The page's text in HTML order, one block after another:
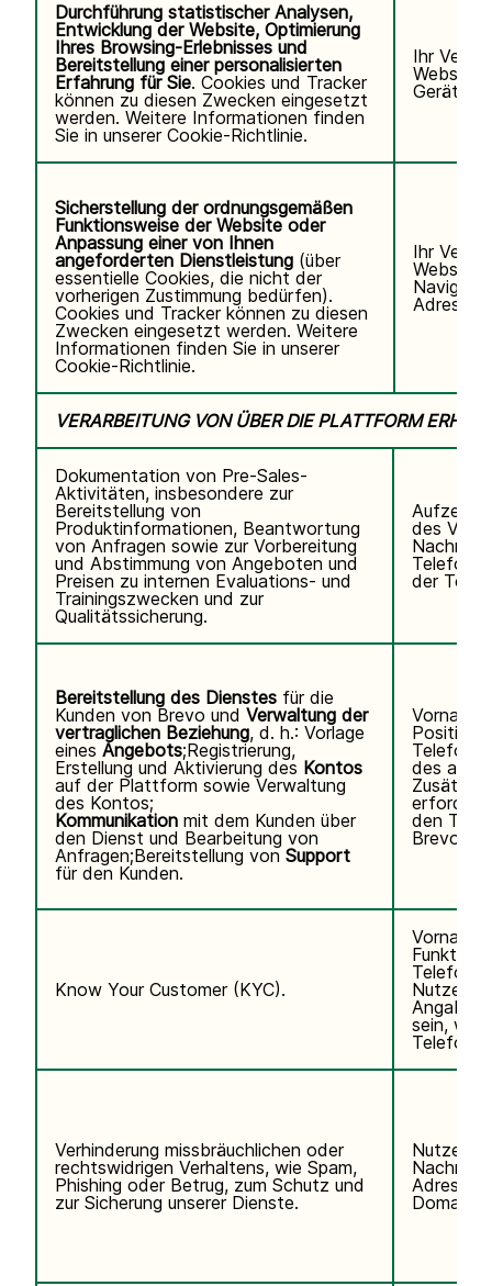
Durchführung statistischer Analysen,
Entwicklung der Website, Optimierung
Ihres Browsing-Erlebnisses und
Bereitstellung einer personalisierten
Erfahrung für Sie. Cookies und Tracker
können zu diesen Zwecken eingesetzt
werden. Weitere Informationen finden
Sie in unserer Cookie-Richtlinie.
Ihr
Website,
Gerät/
Sicherstellung der ordnungsgemäßen
Funktionsweise der Website oder
Anpassung einer von Ihnen
angeforderten Dienstleistung (über
essentielle Cookies, die nicht der
vorherigen Zustimmung bedürfen).
Cookies und Tracker können zu diesen
Zwecken eingesetzt werden. Weitere
Informationen finden Sie in unserer
Cookie-Richtlinie.
Ihr
Website
Adresse,
VERARBEITUNG VON ÜBER DIE PLATTFORM
Dokumentation von Pre-Sales-
Aktivitäten, insbesondere zur
Bereitstellung von
Produktinformationen, Beantwortung
von Anfragen sowie zur Vorbereitung
und Abstimmung von Angeboten und
Preisen zu internen Evaluations- und
Trainingszwecken und zur
Qualitätssicherung.
des
der
Bereitstellung des Dienstes für die
Kunden von Brevo und Verwaltung der
vertraglichen Beziehung, d. h.: Vorlage
eines Angebots;Registrierung,
Erstellung und Aktivierung des Kontos
auf der Plattform sowie Verwaltung
des Kontos;
Kommunikation mit dem Kunden über
den Dienst und Bearbeitung von
Anfragen;Bereitstellung von Support
für den Kunden.
Position,
des
den
Brevo
Know Your Customer (KYC).
Angaben
sein,
Verhinderung missbräuchlichen oder
rechtswidrigen Verhaltens, wie Spam,
Phishing oder Betrug, zum Schutz und
zur Sicherung unserer Dienste.
Adresse,
Domain